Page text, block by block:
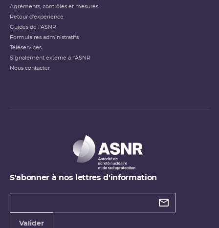
Agréments, contrôles et mesures
Retour d'expérience
Guides de l'ASNR
Formulaires administratifs
Téléservices
Signalement externe à l'ASNR
Nous contacter
S'abonner à nos lettres d'information
Types de
Valider